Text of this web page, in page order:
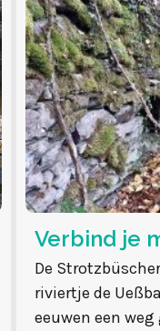
Verbind je
De
riviertje de
eeuwen een